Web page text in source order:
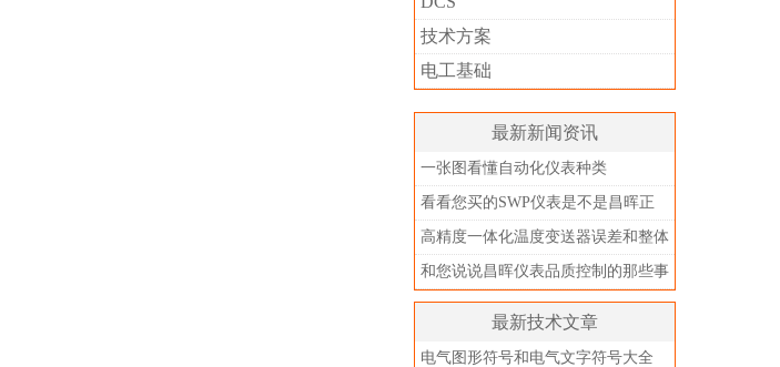
技术方案
电工基础
最新新闻资讯
一张图看懂自动化仪表种类
看看您买的SWP仪表是不是昌晖正
品？别被忽悠了
高精度一体化温度变送器误差和整体
精度
和您说说昌晖仪表品质控制的那些事
儿
最新技术文章
电气图形符号和电气文字符号大全